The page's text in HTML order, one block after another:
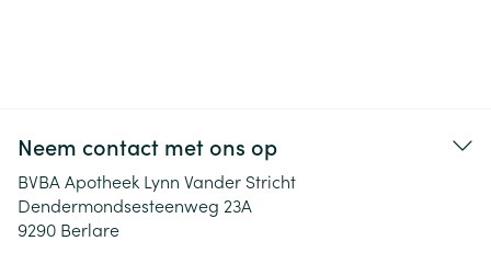
Neem contact met ons op
BVBA Apotheek Lynn Vander Stricht
Dendermondsesteenweg 23A
9290 Berlare